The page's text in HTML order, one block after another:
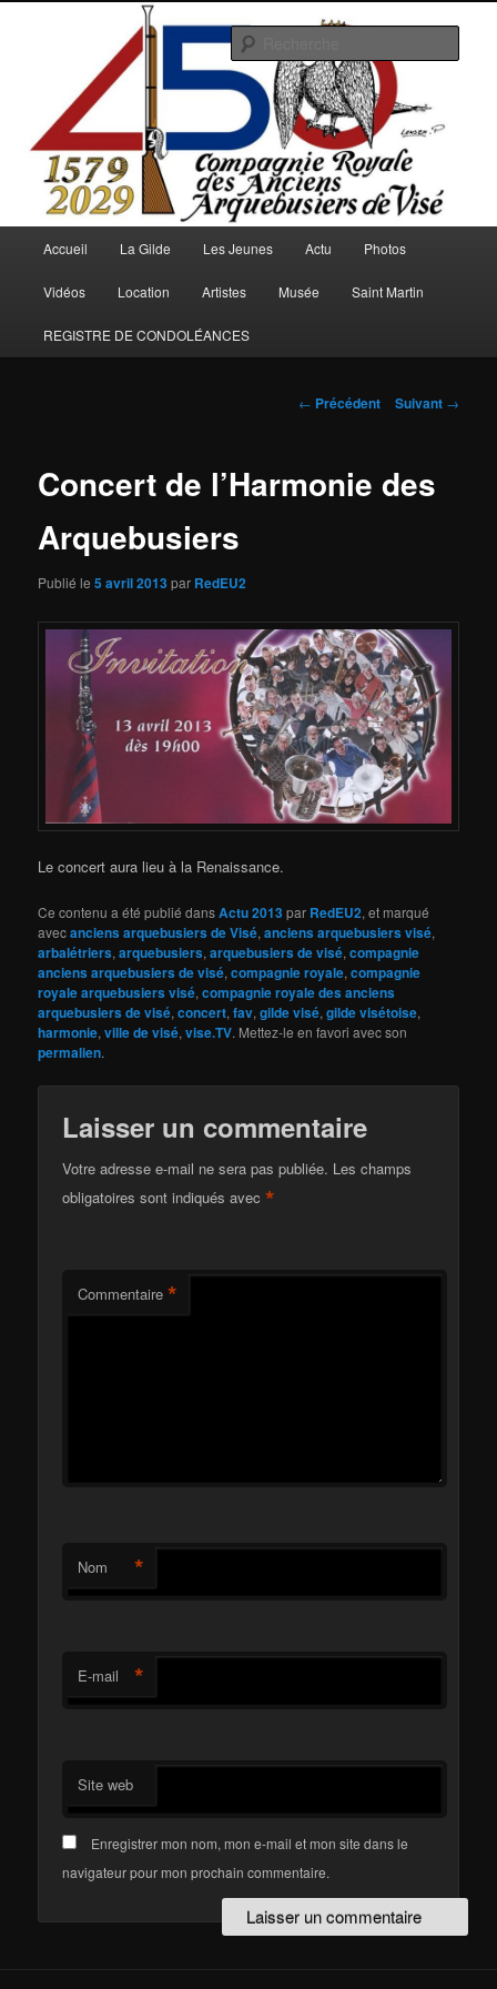
Arquebusiers.eu
Accueil La Gilde Les Jeunes Actu Photos
Vidéos Location Artistes Musée Saint Martin
REGISTRE DE CONDOLÉANCES
Navigation
← Précédent Suivant →
Concert de l’Harmonie des
Arquebusiers
Publié le5 avril 2013par RedEU2
Le concert aura lieu à la Renaissance.
Ce contenu a été publié dansActu 2013par RedEU2, et marqué
avecanciens arquebusiers de Visé,anciens arquebusiers visé,
arbalétriers,arquebusiers,arquebusiers de visé,compagnie
anciens arquebusiers de visé,compagnie royale,compagnie
royale arquebusiers visé,compagnie royale des anciens
arquebusiers de visé,concert,fav,gilde visé,gilde visétoise,
harmonie,ville de visé,vise.TV. Mettez-le en favori avec son
permalien.
Laisser un commentaire
Votre adresse e-mail ne sera pas publiée. Les champs
obligatoires sont indiqués avec*
Commentaire *
Nom *
E-mail *
Site web
Enregistrer mon nom, mon e-mail et mon site dans le
navigateur pour mon prochain commentaire.